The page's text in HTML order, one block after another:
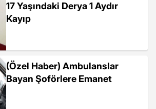
17 Yaşındaki Derya 1 Aydır
Kayıp
(Özel Haber) Ambulanslar
Bayan Şoförlere Emanet